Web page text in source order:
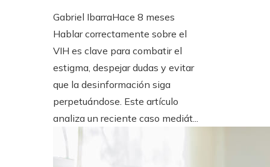
Gabriel IbarraHace 8 meses
Hablar correctamente sobre el
VIH es clave para combatir el
estigma, despejar dudas y evitar
que la desinformación siga
perpetuándose. Este artículo
analiza un reciente caso mediát...